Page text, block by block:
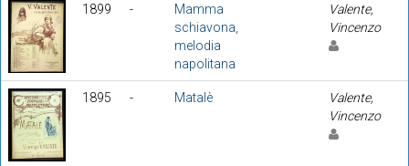
1899 -
Mamma
schiavona,
melodia
napolitana
Valente,
Vincenzo
1895 - Matalè
Valente,
Vincenzo